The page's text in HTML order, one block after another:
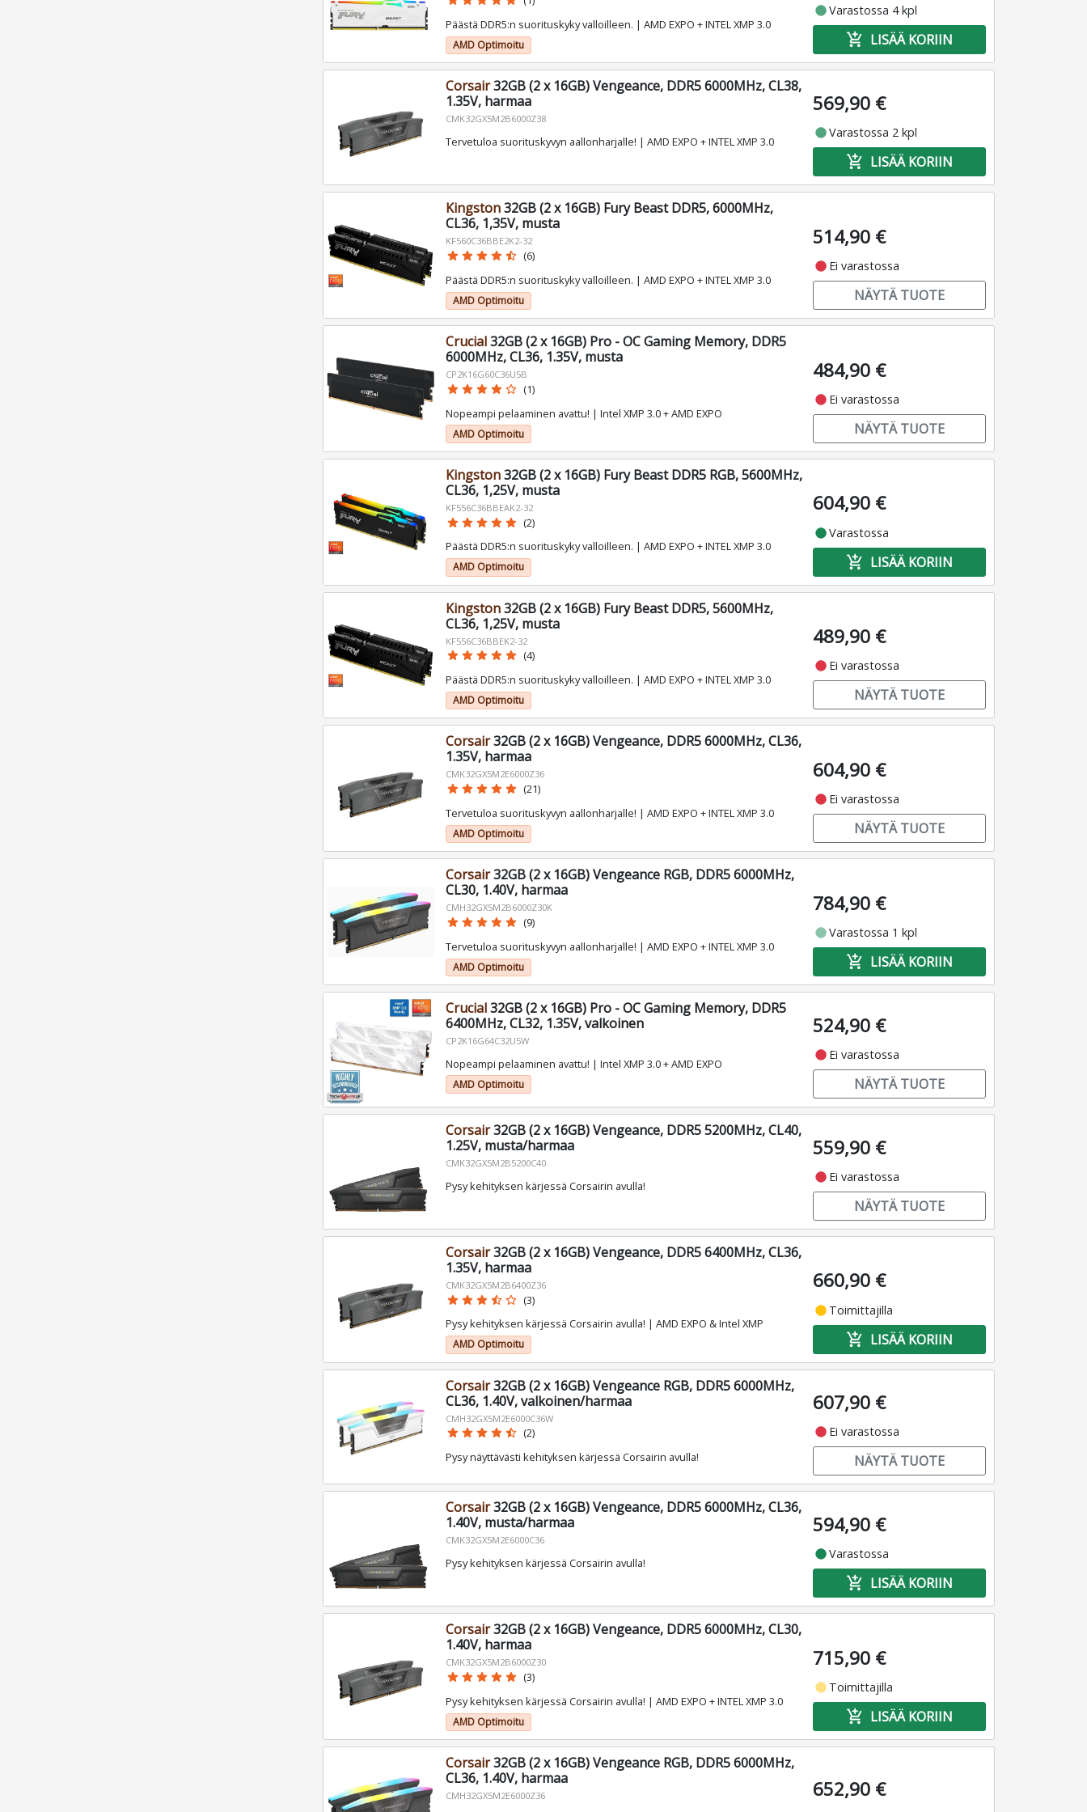
Päästä DDR5:n suorituskyky valloilleen. | AMD EXPO + INTEL XMP 3.0
AMD Optimoitu
fiber_manual_recordVarastossa 4 kpl
add_shopping_cart LISÄÄ KORIIN
Corsair32GB (2 x 16GB) Vengeance, DDR5 6000MHz, CL38,
1.35V, harmaa
CMK32GX5M2B6000Z38
Tervetuloa suorituskyvyn aallonharjalle! | AMD EXPO + INTEL XMP 3.0
569,90 €
fiber_manual_recordVarastossa 2 kpl
add_shopping_cart LISÄÄ KORIIN
Kingston32GB (2 x 16GB) Fury Beast DDR5, 6000MHz,
CL36, 1,35V, musta
KF560C36BBE2K2-32
star star star star star_half (6)
Päästä DDR5:n suorituskyky valloilleen. | AMD EXPO + INTEL XMP 3.0
AMD Optimoitu
514,90 €
fiber_manual_record Ei varastossa
NÄYTÄ TUOTE
Crucial32GB (2 x 16GB) Pro - OC Gaming Memory, DDR5
6000MHz, CL36, 1.35V, musta
CP2K16G60C36U5B
star star star star star_border (1)
Nopeampi pelaaminen avattu! | Intel XMP 3.0 + AMD EXPO
AMD Optimoitu
484,90 €
fiber_manual_record Ei varastossa
NÄYTÄ TUOTE
Kingston32GB (2 x 16GB) Fury Beast DDR5 RGB, 5600MHz,
CL36, 1,25V, musta
KF556C36BBEAK2-32
star star star star star (2)
Päästä DDR5:n suorituskyky valloilleen. | AMD EXPO + INTEL XMP 3.0
AMD Optimoitu
604,90 €
fiber_manual_recordVarastossa
add_shopping_cart LISÄÄ KORIIN
Kingston32GB (2 x 16GB) Fury Beast DDR5, 5600MHz,
CL36, 1,25V, musta
KF556C36BBEK2-32
star star star star star (4)
Päästä DDR5:n suorituskyky valloilleen. | AMD EXPO + INTEL XMP 3.0
AMD Optimoitu
489,90 €
fiber_manual_record Ei varastossa
NÄYTÄ TUOTE
Corsair32GB (2 x 16GB) Vengeance, DDR5 6000MHz, CL36,
1.35V, harmaa
CMK32GX5M2E6000Z36
star star star star star (21)
Tervetuloa suorituskyvyn aallonharjalle! | AMD EXPO + INTEL XMP 3.0
AMD Optimoitu
604,90 €
fiber_manual_record Ei varastossa
NÄYTÄ TUOTE
Corsair32GB (2 x 16GB) Vengeance RGB, DDR5 6000MHz,
CL30, 1.40V, harmaa
CMH32GX5M2B6000Z30K
star star star star star (9)
Tervetuloa suorituskyvyn aallonharjalle! | AMD EXPO + INTEL XMP 3.0
AMD Optimoitu
784,90 €
fiber_manual_recordVarastossa 1 kpl
add_shopping_cart LISÄÄ KORIIN
Crucial32GB (2 x 16GB) Pro - OC Gaming Memory, DDR5
6400MHz, CL32, 1.35V, valkoinen
CP2K16G64C32U5W
Nopeampi pelaaminen avattu! | Intel XMP 3.0 + AMD EXPO
AMD Optimoitu
524,90 €
fiber_manual_record Ei varastossa
NÄYTÄ TUOTE
Corsair32GB (2 x 16GB) Vengeance, DDR5 5200MHz, CL40,
1.25V, musta/harmaa
CMK32GX5M2B5200C40
Pysy kehityksen kärjessä Corsairin avulla!
559,90 €
fiber_manual_record Ei varastossa
NÄYTÄ TUOTE
Corsair32GB (2 x 16GB) Vengeance, DDR5 6400MHz, CL36,
1.35V, harmaa
CMK32GX5M2B6400Z36
star star star star_half star_border (3)
Pysy kehityksen kärjessä Corsairin avulla! | AMD EXPO & Intel XMP
AMD Optimoitu
660,90 €
fiber_manual_record Toimittajilla
add_shopping_cart LISÄÄ KORIIN
Corsair32GB (2 x 16GB) Vengeance RGB, DDR5 6000MHz,
CL36, 1.40V, valkoinen/harmaa
CMH32GX5M2E6000C36W
star star star star star_half (2)
Pysy näyttävästi kehityksen kärjessä Corsairin avulla!
607,90 €
fiber_manual_record Ei varastossa
NÄYTÄ TUOTE
Corsair32GB (2 x 16GB) Vengeance, DDR5 6000MHz, CL36,
1.40V, musta/harmaa
CMK32GX5M2E6000C36
Pysy kehityksen kärjessä Corsairin avulla!
594,90 €
fiber_manual_recordVarastossa
add_shopping_cart LISÄÄ KORIIN
Corsair32GB (2 x 16GB) Vengeance, DDR5 6000MHz, CL30,
1.40V, harmaa
CMK32GX5M2B6000Z30
star star star star star (3)
Pysy kehityksen kärjessä Corsairin avulla! | AMD EXPO + INTEL XMP 3.0
AMD Optimoitu
715,90 €
fiber_manual_record Toimittajilla
add_shopping_cart LISÄÄ KORIIN
Corsair32GB (2 x 16GB) Vengeance RGB, DDR5 6000MHz,
CL36, 1.40V, harmaa
CMH32GX5M2E6000Z36 652,90 €